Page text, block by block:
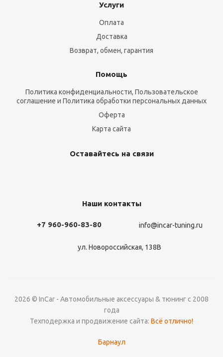
Услуги
Оплата
Доставка
Возврат, обмен, гарантия
Помощь
Политика конфиденциальности, Пользовательское
соглашение и Политика обработки персональных данных
Оферта
Карта сайта
Оставайтесь на связи
Наши контакты
+7 960-960-83-80 info@incar-tuning.ru
ул. Новороссийская, 138В
2026 © InCar - Автомобильные аксессуары & тюнинг с 2008
года
Техподержка и продвижение сайта: Всё отлично!
Барнаул